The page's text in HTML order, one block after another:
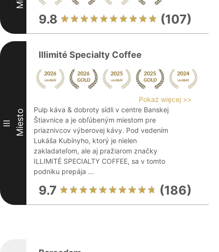
9.8 (107)
III Miesto
Illimité Specialty Coffee
Pokaż więcej >>
Pulp káva & dobroty sídli v centre Banskej
Štiavnice a je obľúbeným miestom pre
priaznivcov výberovej kávy. Pod vedením
Lukáša Kubínyho, ktorý je nielen
zakladateľom, ale aj pražiarom značky
ILLIMITÉ SPECIALTY COFFEE, sa v tomto
podniku prepája ...
9.7 (186)